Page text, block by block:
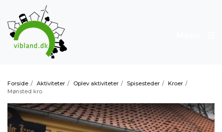
Forside / Aktiviteter / Oplev aktiviteter / Spisesteder / Kroer /
Mønsted kro